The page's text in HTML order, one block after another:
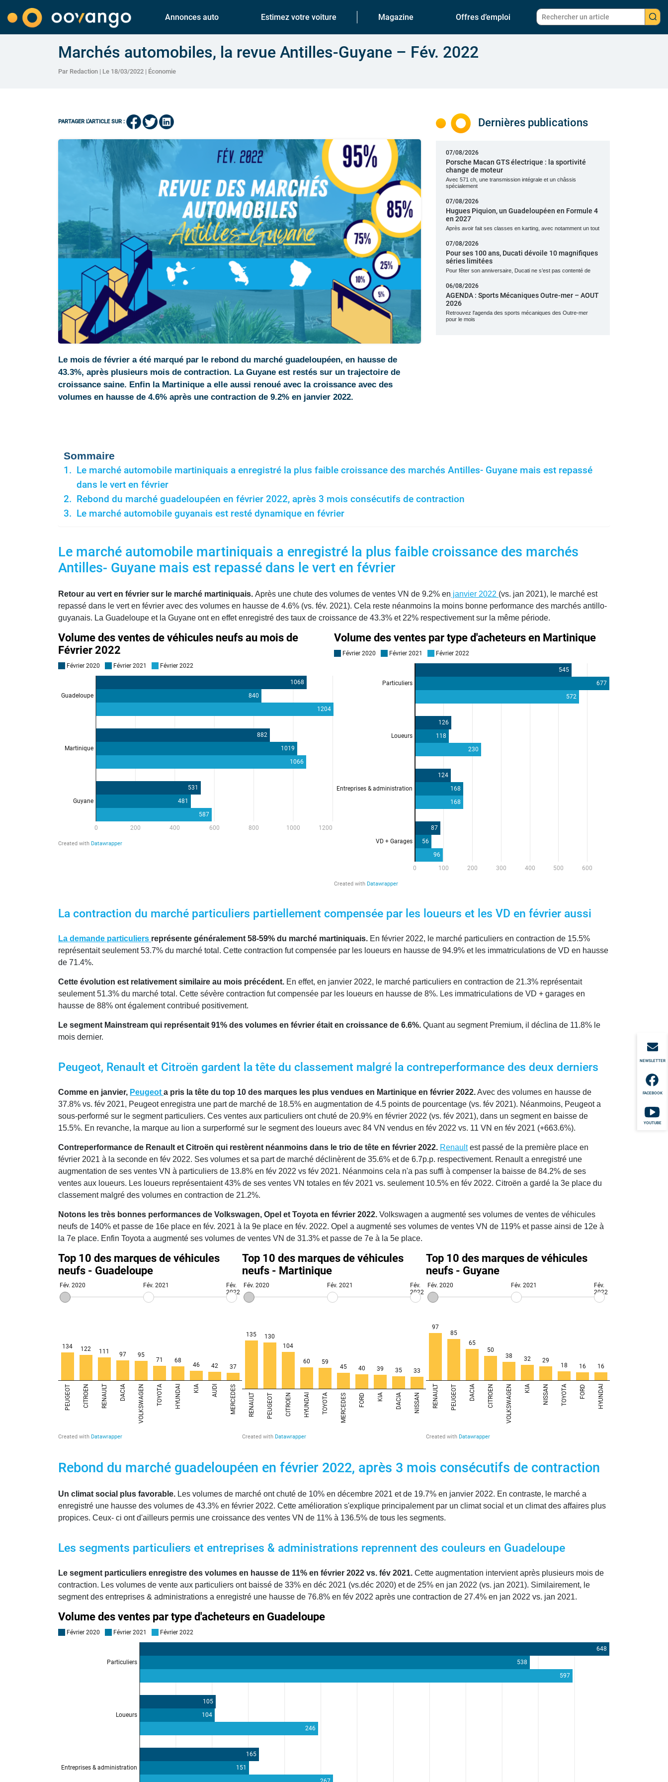
Annonces auto Estimez votre voiture Magazine Offres d’emploi
NEWSLETTER
FACEBOOK
YOUTUBE
Marchés automobiles, la revue Antilles-Guyane – Fév. 2022
Par Redaction | Le 18/03/2022 | Économie
PARTAGER L'ARTICLE SUR :
Le mois de février a été marqué par le rebond du marché guadeloupéen, en hausse de
43.3%, après plusieurs mois de contraction. La Guyane est restés sur un trajectoire de
croissance saine. Enfin la Martinique a elle aussi renoué avec la croissance avec des
volumes en hausse de 4.6% après une contraction de 9.2% en janvier 2022.
Dernières publications
07/08/2026
Porsche Macan GTS électrique : la sportivité
change de moteur
Avec 571 ch, une transmission intégrale et un châssis
spécialement
07/08/2026
Hugues Piquion, un Guadeloupéen en Formule 4
en 2027
Après avoir fait ses classes en karting, avec notamment un tout
07/08/2026
Pour ses 100 ans, Ducati dévoile 10 magnifiques
séries limitées
Pour fêter son anniversaire, Ducati ne s’est pas contenté de
06/08/2026
AGENDA : Sports Mécaniques Outre-mer – AOUT
2026
Retrouvez l'agenda des sports mécaniques des Outre-mer
pour le mois
Sommaire
Le marché automobile martiniquais a enregistré la plus faible croissance des marchés Antilles- Guyane mais est repassé
dans le vert en février
Rebond du marché guadeloupéen en février 2022, après 3 mois consécutifs de contraction
Le marché automobile guyanais est resté dynamique en février
Le marché automobile martiniquais a enregistré la plus faible croissance des marchés
Antilles- Guyane mais est repassé dans le vert en février
Retour au vert en février sur le marché martiniquais. Après une chute des volumes de ventes VN de 9.2% en janvier 2022 (vs. jan 2021), le marché est
repassé dans le vert en février avec des volumes en hausse de 4.6% (vs. fév. 2021). Cela reste néanmoins la moins bonne performance des marchés antillo-
guyanais. La Guadeloupe et la Guyane ont en effet enregistré des taux de croissance de 43.3% et 22% respectivement sur la même période.
La contraction du marché particuliers partiellement compensée par les loueurs et les VD en février aussi
La demande particuliers représente généralement 58-59% du marché martiniquais. En février 2022, le marché particuliers en contraction de 15.5%
représentait seulement 53.7% du marché total. Cette contraction fut compensée par les loueurs en hausse de 94.9% et les immatriculations de VD en hausse
de 71.4%.
Cette évolution est relativement similaire au mois précédent. En effet, en janvier 2022, le marché particuliers en contraction de 21.3% représentait
seulement 51.3% du marché total. Cette sévère contraction fut compensée par les loueurs en hausse de 8%. Les immatriculations de VD + garages en
hausse de 88% ont également contribué positivement.
Le segment Mainstream qui représentait 91% des volumes en février était en croissance de 6.6%. Quant au segment Premium, il déclina de 11.8% le
mois dernier.
Peugeot, Renault et Citroën gardent la tête du classement malgré la contreperformance des deux derniers
Comme en janvier, Peugeot a pris la tête du top 10 des marques les plus vendues en Martinique en février 2022.Avec des volumes en hausse de
37.8% vs. fév 2021, Peugeot enregistra une part de marché de 18.5% en augmentation de 4.5 points de pourcentage (vs. fév 2021). Néanmoins, Peugeot a
sous-performé sur le segment particuliers. Ces ventes aux particuliers ont chuté de 20.9% en février 2022 (vs. fév 2021), dans un segment en baisse de
15.5%. En revanche, la marque au lion a surperformé sur le segment des loueurs avec 84 VN vendus en fév 2022 vs. 11 VN en fév 2021 (+663.6%).
Contreperformance de Renault et Citroën qui restèrent néanmoins dans le trio de tête en février 2022. Renaultest passé de la première place en
février 2021 à la seconde en fév 2022. Ses volumes et sa part de marché déclinèrent de 35.6% et de 6.7p.p. respectivement. Renault a enregistré une
augmentation de ses ventes VN à particuliers de 13.8% en fév 2022 vs fév 2021. Néanmoins cela n'a pas suffi à compenser la baisse de 84.2% de ses
ventes aux loueurs. Les loueurs représentaient 43% de ses ventes VN totales en fév 2021 vs. seulement 10.5% en fév 2022. Citroën a gardé la 3e place du
classement malgré des volumes en contraction de 21.2%.
Notons les très bonnes performances de Volkswagen, Opel et Toyota en février 2022. Volkswagen a augmenté ses volumes de ventes de véhicules
neufs de 140% et passe de 16e place en fév. 2021 à la 9e place en fév. 2022. Opel a augmenté ses volumes de ventes VN de 119% et passe ainsi de 12e à
la 7e place. Enfin Toyota a augmenté ses volumes de ventes VN de 31.3% et passe de 7e à la 5e place.
Rebond du marché guadeloupéen en février 2022, après 3 mois consécutifs de contraction
Un climat social plus favorable. Les volumes de marché ont chuté de 10% en décembre 2021 et de 19.7% en janvier 2022. En contraste, le marché a
enregistré une hausse des volumes de 43.3% en février 2022. Cette amélioration s'explique principalement par un climat social et un climat des affaires plus
propices. Ceux- ci ont d'ailleurs permis une croissance des ventes VN de 11% à 136.5% de tous les segments.
Les segments particuliers et entreprises & administrations reprennent des couleurs en Guadeloupe
Le segment particuliers enregistre des volumes en hausse de 11% en février 2022 vs. fév 2021. Cette augmentation intervient après plusieurs mois de
contraction. Les volumes de vente aux particuliers ont baissé de 33% en déc 2021 (vs.déc 2020) et de 25% en jan 2022 (vs. jan 2021). Similairement, le
segment des entreprises & administrations a enregistré une hausse de 76.8% en fév 2022 après une contraction de 27.4% en jan 2022 vs. jan 2021.